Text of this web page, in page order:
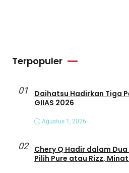
Terpopuler
01
Daihatsu Hadirkan Tiga Penyegaran Baru di
GIIAS 2026
Agustus 1, 2026
02
Chery Q Hadir dalam
Pilih Pure atau Rizz, Minat